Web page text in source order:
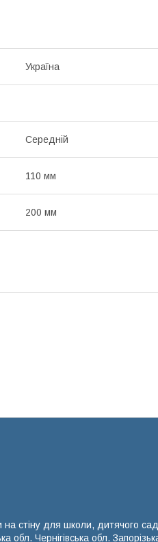
Україна
Середній
110 мм
200 мм
стіну для школи, дитячого
обл. Чернігівська обл.